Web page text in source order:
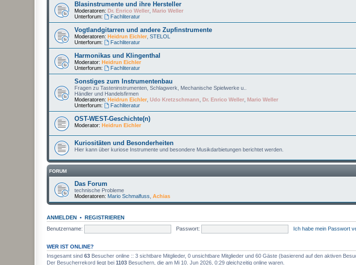
Blasinstrumente und ihre Hersteller
Moderatoren: Dr. Enrico Weller Mario Weller
Unterforum:
Fachliteratur
Vogtlandgitarren und andere Zupfinstrumente
Moderatoren: Heidrun Eichler STELOL
Unterforum:
Fachliteratur
Harmonikas und Klingenthal
Moderator: Heidrun Eichler
Unterforum:
Fachliteratur
Sonstiges zum Instrumentenbau
Fragen zu Tasteninstrumenten, Schlagwerk, Mechanische Spielwerke u..
Händler und Handelsfirmen
Moderatoren: Heidrun Eichler Udo Kretzschmann Dr. Enrico Weller Mario Weller
Unterforum:
Fachliteratur
OST-WEST-Geschichte(n)
Moderator: Heidrun Eichler
Kuriositäten und Besonderheiten
Hier kann über kuriose Instrumente und besondere Musikdarbietungen berichtet werden.
FORUM
Das Forum
technische Probleme
Moderatoren: Mario Schmalfuss Achias
ANMELDEN • REGISTRIEREN
Benutzername:
Passwort: Ich habe mein Passwort
WER IST ONLINE?
Insgesamt sind 63 Besucher online :: 3 sichtbare Mitglieder, 0 unsichtbare Mitglieder und 60 Gäste (basierend auf den aktiven
Der Besucherrekord liegt bei 1103 Besuchern, die am Mi 10. Jun 2026, 0:29 gleichzeitig online waren.